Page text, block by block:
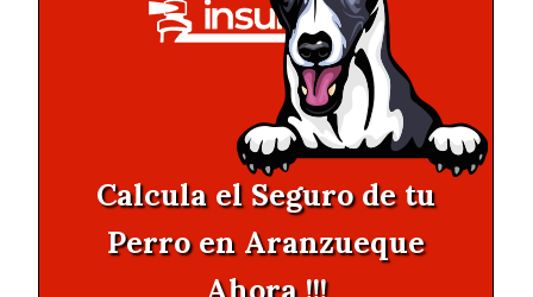
Calcula el Seguro de tu
Perro en Aranzueque
Ahora !!!